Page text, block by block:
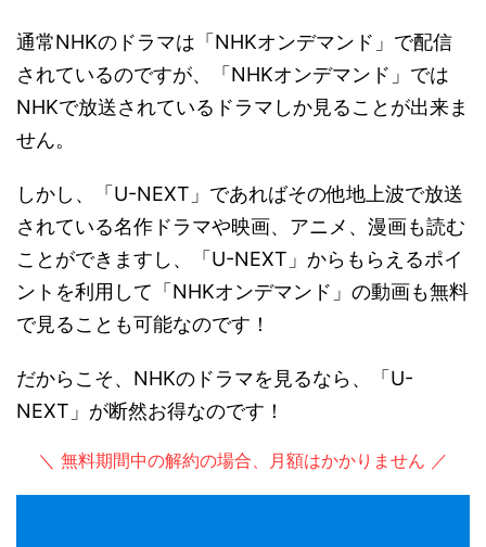
通常NHKのドラマは「NHKオンデマンド」で配信
されているのですが、「NHKオンデマンド」では
NHKで放送されているドラマしか見ることが出来ま
せん。
しかし、「U-NEXT」であればその他地上波で放送
されている名作ドラマや映画、アニメ、漫画も読む
ことができますし、「U-NEXT」からもらえるポイ
ントを利用して「NHKオンデマンド」の動画も無料
で見ることも可能なのです！
だからこそ、NHKのドラマを見るなら、「U-
NEXT」が断然お得なのです！
＼ 無料期間中の解約の場合、月額はかかりません ／